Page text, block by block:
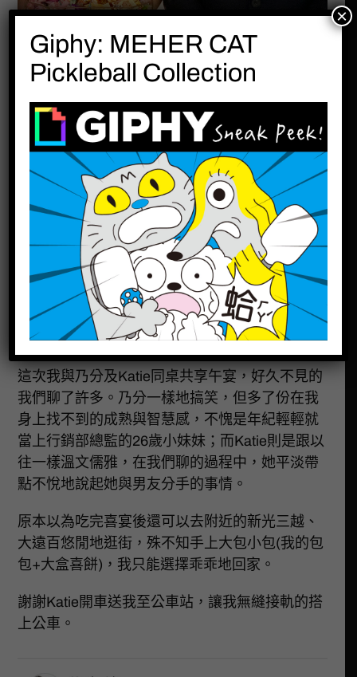
恭喜Ariel與男友愛情長跑十年，終於共結連理! 看
著他們用心製作的成長及交往影片，我覺得愛情
原來Ariel與男友在還不是男女朋友的情況下出遊
時發生了車禍，雖然彼此沒有嚴重的外傷，但是
他的男友在發生後的當下第一時間來保護她並善
後，這過程讓Ariel覺得這男生跟同年齡的人有所
不同，多了成熟和穩重! 就這樣他們從大一新鮮人
一直交往到共同攜手進入下個人生階段。(中間經
過了遠距離的戀愛。)
總之呢! 這是我人生第二次參加朋友的婚禮，朋友
又是在《The Lin Hotel 林酒店》宴客，真的跟這
地方很有緣分!
這次我與乃分及Katie同桌共享午宴，好久不見的
我們聊了許多。乃分一樣地搞笑，但多了份在我
身上找不到的成熟與智慧感，不愧是年紀輕輕就
當上行銷部總監的26歲小妹妹；而Katie則是跟以
往一樣溫文儒雅，在我們聊的過程中，她平淡帶
點不悅地說起她與男友分手的事情。
原本以為吃完喜宴後還可以去附近的新光三越、
大遠百悠閒地逛街，殊不知手上大包小包(我的包
包+大盒喜餅)，我只能選擇乖乖地回家。
謝謝Katie開車送我至公車站，讓我無縫接軌的搭
上公車。
Giphy: MEHER CAT
Pickleball Collection
×